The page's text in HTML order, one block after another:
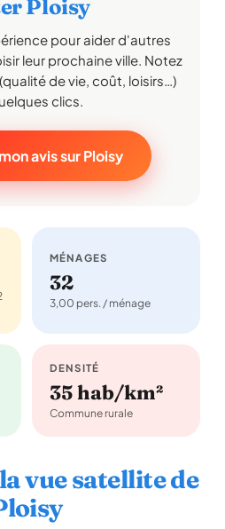
Ploisy
pour aider d'autres
leur prochaine ville. Notez
de vie, coût, loisirs…)
clics.
avis sur Ploisy
MÉNAGES
32
3,00 pers. / ménage
DENSITÉ
35 hab/km²
Commune rurale
vue satellite de